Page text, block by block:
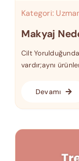
Kategori:
Makyaj
Cilt
vardır;aynı
Devamı